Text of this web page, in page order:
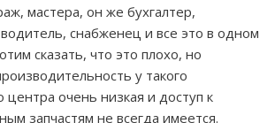
мастера, он же бухгалтер,
снабженец и все это в одном
сказать, что это плохо, но
у такого
центра очень низкая и доступ к
запчастям не всегда имеется.